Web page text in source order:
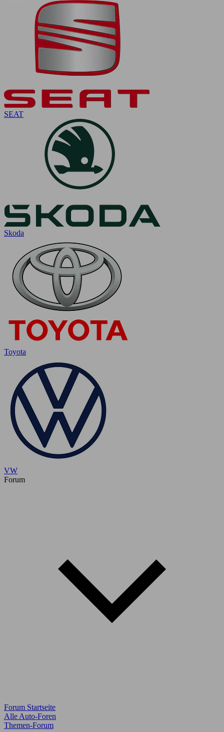
SEAT
Skoda
Toyota
VW
Forum
Forum Startseite
Alle Auto-Foren
Themen-Forum